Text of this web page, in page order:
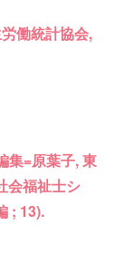
働統計協会,
集=原葉子, 東
会福祉士シ
; 13).